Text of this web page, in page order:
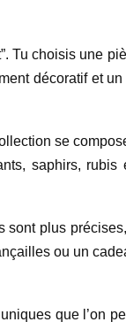
Tu choisis une
décoratif et
se
saphirs,
plus
ou un
que l’on